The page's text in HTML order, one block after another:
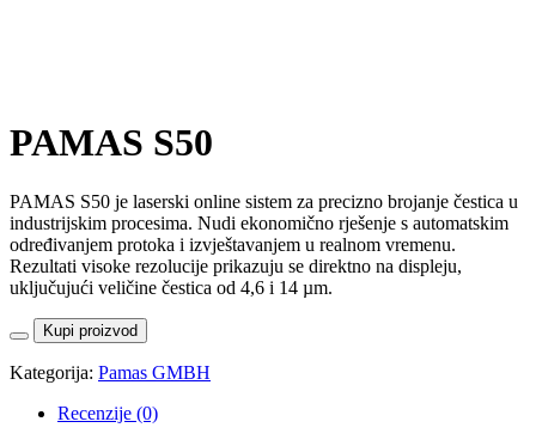
PAMAS S50
PAMAS S50 je laserski online sistem za precizno brojanje čestica u
industrijskim procesima. Nudi ekonomično rješenje s automatskim
određivanjem protoka i izvještavanjem u realnom vremenu.
Rezultati visoke rezolucije prikazuju se direktno na displeju,
uključujući veličine čestica od 4,6 i 14 µm.
Kupi proizvod
Kategorija: Pamas GMBH
Recenzije (0)